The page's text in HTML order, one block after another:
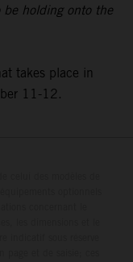
holding onto the
takes place in
11-12.